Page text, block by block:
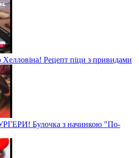
Рецепт піци з привидами
Булочка з начинкою "По-